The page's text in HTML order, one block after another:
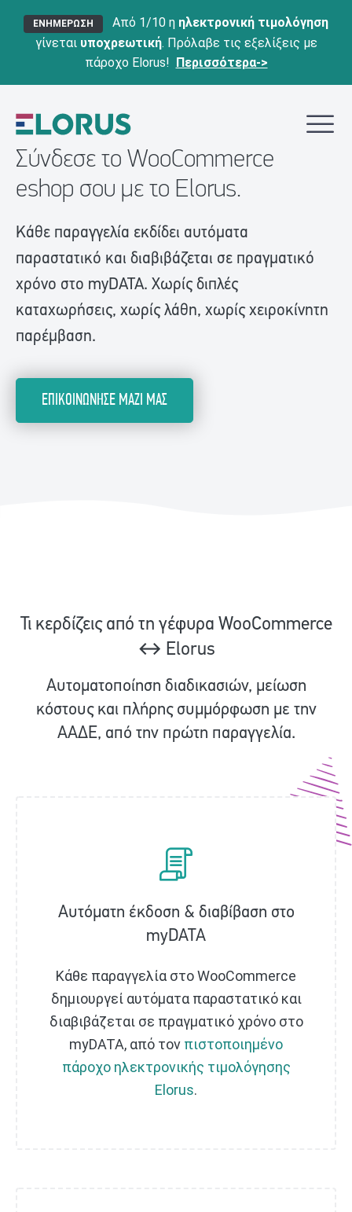
ΕΝΗΜΕΡΩΣΗ Από 1/10 η ηλεκτρονική τιμολόγηση
γίνεται υποχρεωτική. Πρόλαβε τις εξελίξεις με
πάροχο Elorus! Περισσότερα->
Σύνδεσε το WooCommerce
eshop σου με το Elorus.
Κάθε παραγγελία εκδίδει αυτόματα
παραστατικό και διαβιβάζεται σε πραγματικό
χρόνο στο myDATA. Χωρίς διπλές
καταχωρήσεις, χωρίς λάθη, χωρίς χειροκίνητη
παρέμβαση.
ΕΠΙΚΟΙΝΩΝΗΣΕ ΜΑΖΙ ΜΑΣ
Τι κερδίζεις από τη γέφυρα WooCommerce
↔ Elorus
Aυτοματοποίηση διαδικασιών, μείωση
κόστους και πλήρης συμμόρφωση με την
ΑΑΔΕ, από την πρώτη παραγγελία.
Αυτόματη έκδοση & διαβίβαση στο
myDATA
Κάθε παραγγελία στο WooCommerce
δημιουργεί αυτόματα παραστατικό και
διαβιβάζεται σε πραγματικό χρόνο στο
myDATA, από τον πιστοποιημένο
πάροχο ηλεκτρονικής τιμολόγησης
Elorus.